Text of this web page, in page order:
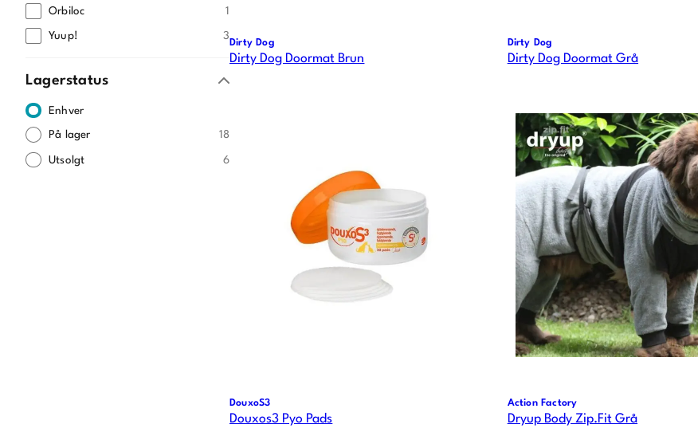
Orbiloc 1
Yuup! 3
Lagerstatus
Enhver
På lager 18
Utsolgt 6
Dirty Dog
Dirty Dog Doormat Brun
Dirty Dog
Dirty Dog Doormat Grå
DouxoS3
Douxos3 Pyo Pads
Action Factory
Dryup Body Zip.Fit Grå